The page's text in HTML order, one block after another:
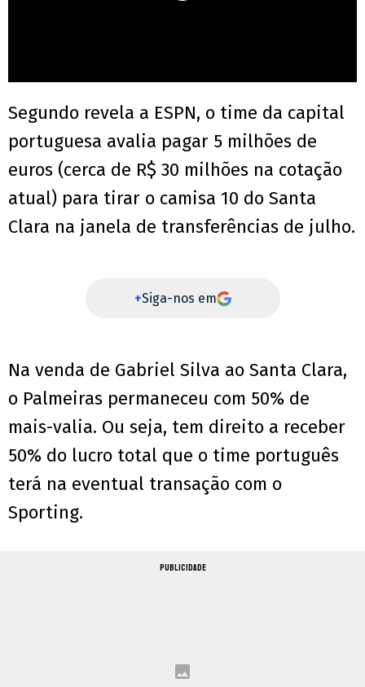
Segundo revela a ESPN, o time da capital
portuguesa avalia pagar 5 milhões de
euros (cerca de R$ 30 milhões na cotação
atual) para tirar o camisa 10 do Santa
Clara na janela de transferências de julho.
+Siga-nos em
Na venda de Gabriel Silva ao Santa Clara,
o Palmeiras permaneceu com 50% de
mais-valia. Ou seja, tem direito a receber
50% do lucro total que o time português
terá na eventual transação com o
Sporting.
PUBLICIDADE